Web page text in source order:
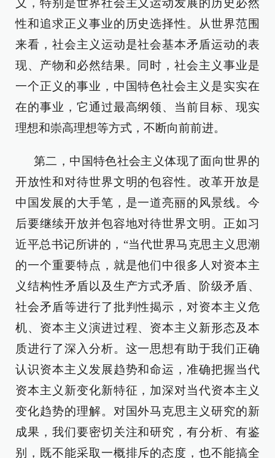
义，特别是世界社会主义运动发展的历史必然
性和追求正义事业的历史选择性。从世界范围
来看，社会主义运动是社会基本矛盾运动的表
现、产物和必然结果。同时，社会主义事业是
一个正义的事业，中国特色社会主义是实实在
在的事业，它通过最高纲领、当前目标、现实
理想和崇高理想等方式，不断向前前进。
第二，中国特色社会主义体现了面向世界的
开放性和对待世界文明的包容性。改革开放是
中国发展的大手笔，是一道亮丽的风景线。今
后要继续开放并包容地对待世界文明。正如习
近平总书记所讲的，“当代世界马克思主义思潮
的一个重要特点，就是他们中很多人对资本主
义结构性矛盾以及生产方式矛盾、阶级矛盾、
社会矛盾等进行了批判性揭示，对资本主义危
机、资本主义演进过程、资本主义新形态及本
质进行了深入分析。这一思想有助于我们正确
认识资本主义发展趋势和命运，准确把握当代
资本主义新变化新特征，加深对当代资本主义
变化趋势的理解。对国外马克思主义研究的新
成果，我们要密切关注和研究，有分析、有鉴
别，既不能采取一概排斥的态度，也不能搞全